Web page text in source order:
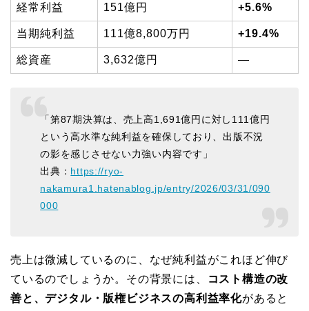
経常利益 151億円 +5.6%
当期純利益 111億8,800万円 +19.4%
総資産 3,632億円 —
「第87期決算は、売上高1,691億円に対し111億円
という高水準な純利益を確保しており、出版不況
の影を感じさせない力強い内容です」
出典： https://ryo-
nakamura1.hatenablog.jp/entry/2026/03/31/090
000
売上は微減しているのに、なぜ純利益がこれほど伸び
ているのでしょうか。その背景には、
コスト構造の改
善と、デジタル・版権ビジネスの高利益率化があると